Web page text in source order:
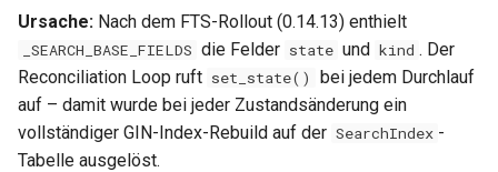
Labels & Konventionen
Audit & Compliance
Pricing & Business Layer
0.30.9
0.30.8
0.30.7
Ursache: Nach dem FTS-Rollout (0.14.13) enthielt
_SEARCH_BASE_FIELDS die Felder state und kind . Der
Reconciliation Loop ruft set_state()
bei jedem Durchlauf
auf – damit wurde bei jeder Zustandsänderung ein
vollständiger GIN-Index-Rebuild auf der SearchIndex -
Tabelle ausgelöst.